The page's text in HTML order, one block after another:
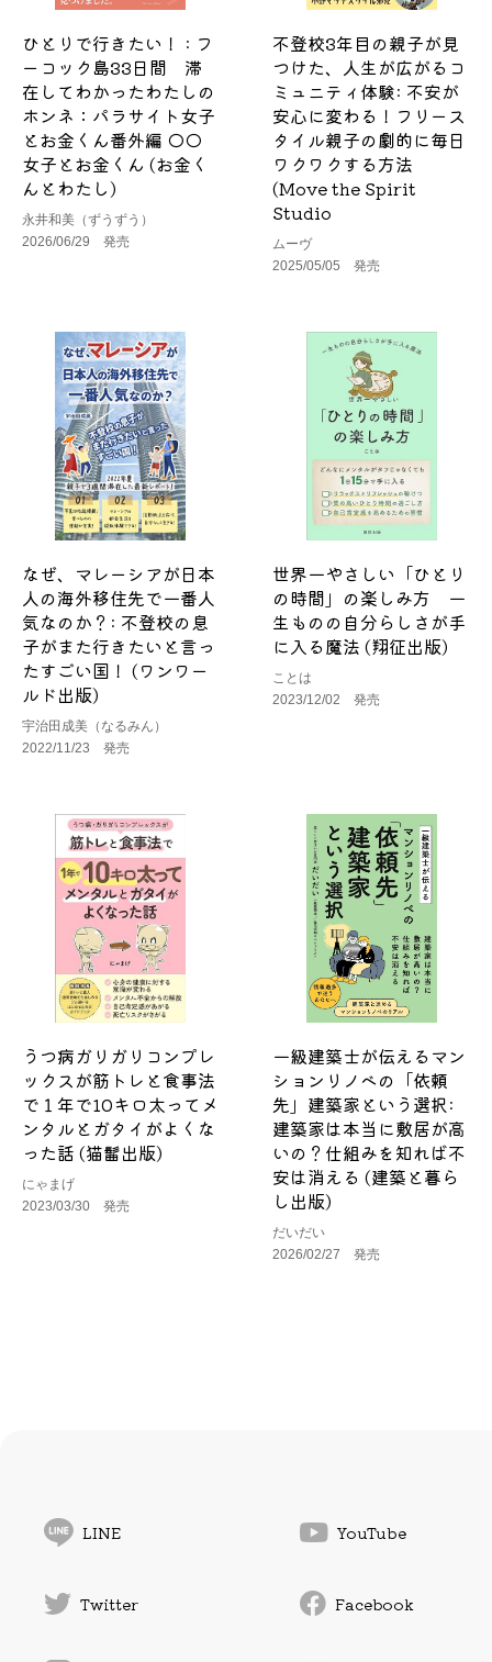
ひとりで行きたい！ : フ
ーコック島33日間 滞
在してわかったわたしの
ホンネ：パラサイト女子
とお金くん番外編 ◯◯
女子とお金くん (お金く
んとわたし)
永井和美（ずうずう）
2026/06/29 発売
不登校3年目の親子が見
つけた、人生が広がるコ
ミュニティ体験: 不安が
安心に変わる！フリース
タイル親子の劇的に毎日
ワクワクする方法
(Move the Spirit
Studio
ムーヴ
2025/05/05 発売
なぜ、マレーシアが日本
人の海外移住先で一番人
気なのか？: 不登校の息
子がまた行きたいと言っ
たすごい国！ (ワンワー
ルド出版)
宇治田成美（なるみん）
2022/11/23 発売
世界一やさしい「ひとり
の時間」の楽しみ方 一
生ものの自分らしさが手
に入る魔法 (翔征出版)
ことは
2023/12/02 発売
うつ病ガリガリコンプレ
ックスが筋トレと食事法
で１年で10キロ太ってメ
ンタルとガタイがよくな
った話 (猫髷出版)
にゃまげ
2023/03/30 発売
一級建築士が伝えるマン
ションリノベの「依頼
先」建築家という選択:
建築家は本当に敷居が高
いの？仕組みを知れば不
安は消える (建築と暮ら
し出版)
だいだい
2026/02/27 発売
LINE YouTube
Twitter Facebook